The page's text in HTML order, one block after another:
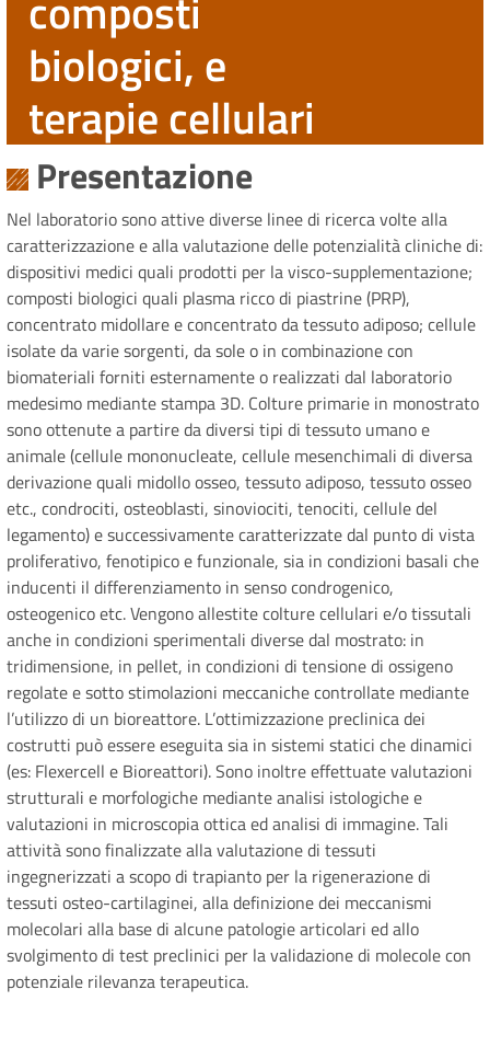
biologici, e
terapie cellulari
Presentazione
Nel laboratorio sono attive diverse linee di ricerca volte alla
caratterizzazione e alla valutazione delle potenzialità cliniche di:
dispositivi medici quali prodotti per la visco-supplementazione;
composti biologici quali plasma ricco di piastrine (PRP),
concentrato midollare e concentrato da tessuto adiposo; cellule
isolate da varie sorgenti, da sole o in combinazione con
biomateriali forniti esternamente o realizzati dal laboratorio
medesimo mediante stampa 3D. Colture primarie in monostrato
sono ottenute a partire da diversi tipi di tessuto umano e
animale (cellule mononucleate, cellule mesenchimali di diversa
derivazione quali midollo osseo, tessuto adiposo, tessuto osseo
etc., condrociti, osteoblasti, sinoviociti, tenociti, cellule del
legamento) e successivamente caratterizzate dal punto di vista
proliferativo, fenotipico e funzionale, sia in condizioni basali che
inducenti il differenziamento in senso condrogenico,
osteogenico etc. Vengono allestite colture cellulari e/o tissutali
anche in condizioni sperimentali diverse dal mostrato: in
tridimensione, in pellet, in condizioni di tensione di ossigeno
regolate e sotto stimolazioni meccaniche controllate mediante
l’utilizzo di un bioreattore. L’ottimizzazione preclinica dei
costrutti può essere eseguita sia in sistemi statici che dinamici
(es: Flexercell e Bioreattori). Sono inoltre effettuate valutazioni
strutturali e morfologiche mediante analisi istologiche e
valutazioni in microscopia ottica ed analisi di immagine. Tali
attività sono finalizzate alla valutazione di tessuti
ingegnerizzati a scopo di trapianto per la rigenerazione di
tessuti osteo-cartilaginei, alla definizione dei meccanismi
molecolari alla base di alcune patologie articolari ed allo
svolgimento di test preclinici per la validazione di molecole con
potenziale rilevanza terapeutica.